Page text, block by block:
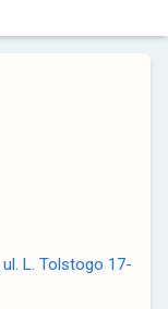
ul. L. Tolstogo 17-